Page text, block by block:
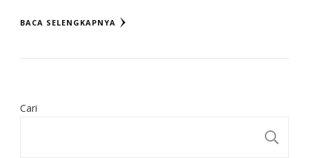
BACA SELENGKAPNYA
Cari